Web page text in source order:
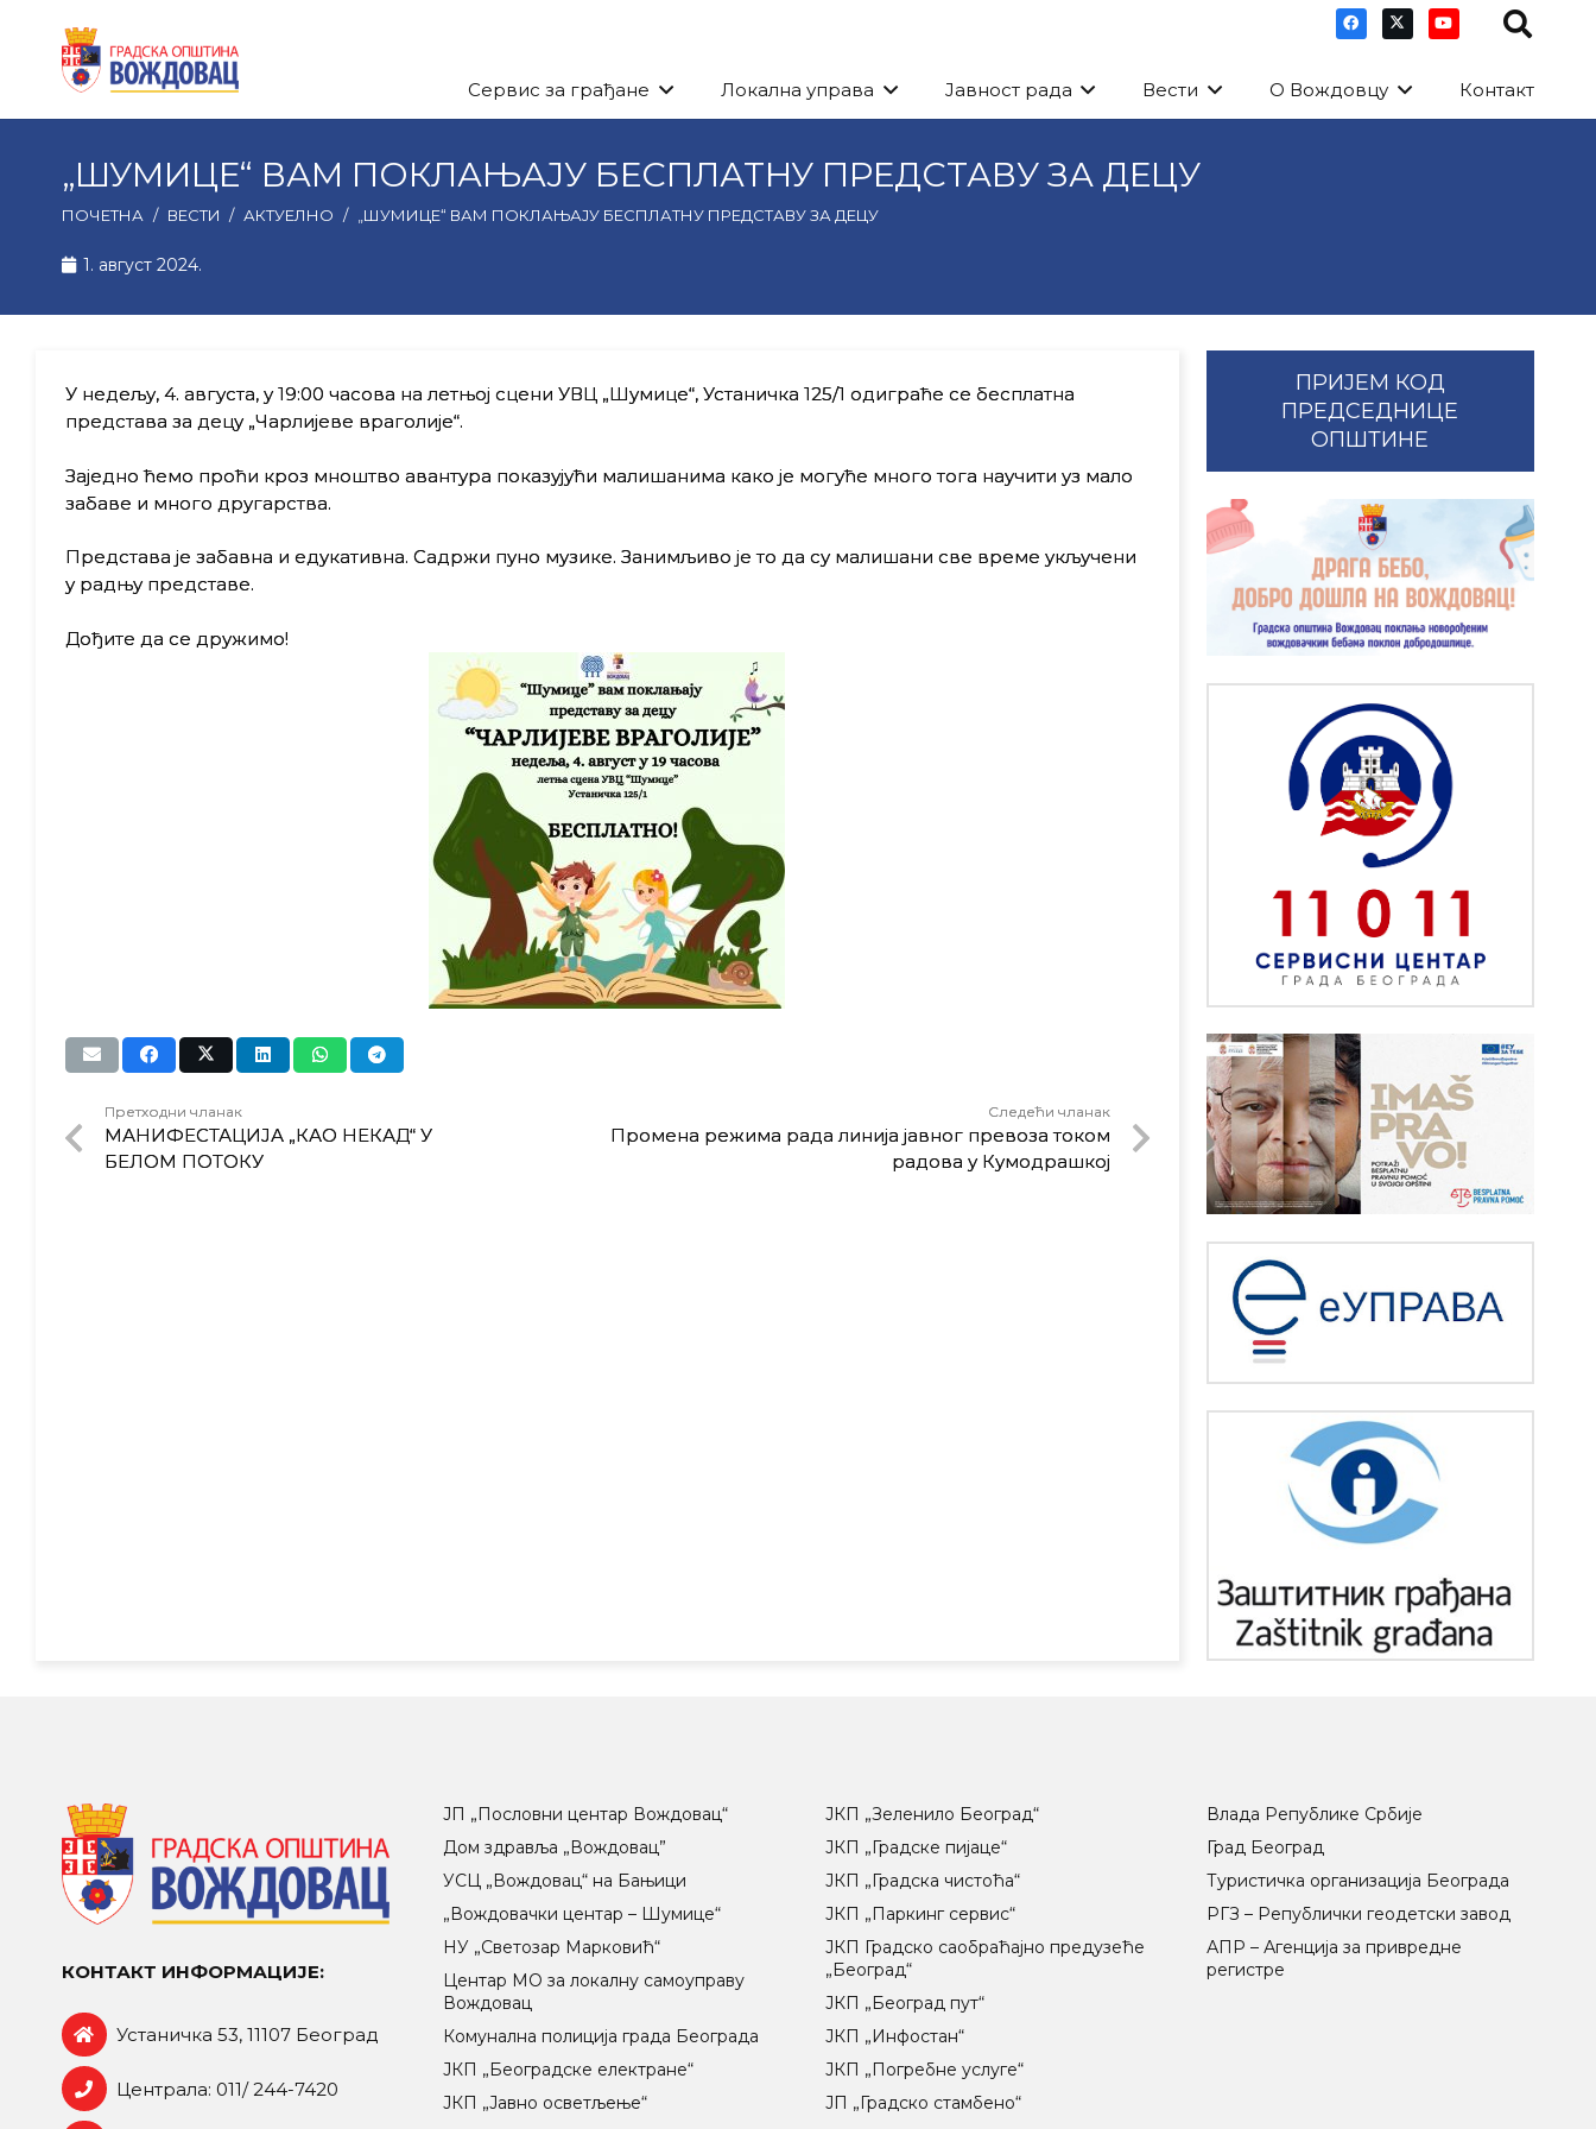
Сервис за грађане Локална управа Јавност рада Вести О Вождовцу Контакт
„ШУМИЦЕ“ ВАМ ПОКЛАЊАЈУ БЕСПЛАТНУ ПРЕДСТАВУ ЗА ДЕЦУ
ПОЧЕТНА / ВЕСТИ / АКТУЕЛНО / „ШУМИЦЕ“ ВАМ ПОКЛАЊАЈУ БЕСПЛАТНУ ПРЕДСТАВУ ЗА ДЕЦУ
1. август 2024.
У недељу, 4. августа, у 19:00 часова на летњој сцени УВЦ „Шумице“, Устаничка 125/1 одиграће се бесплатна
представа за децу „Чарлијеве враголије“.
Заједно ћемо проћи кроз мноштво авантура показујући малишанима како је могуће много тога научити уз мало
забаве и много другарства.
Представа је забавна и едукативна. Садржи пуно музике. Занимљиво је то да су малишани све време укључени
у радњу представе.
Дођите да се дружимо!
Претходни чланак
МАНИФЕСТАЦИЈА „КАО НЕКАД“ У
БЕЛОМ ПОТОКУ
Следећи чланак
Промена режима рада линија јавног превоза током
радова у Кумодрашкој
ПРИЈЕМ КОД
ПРЕДСЕДНИЦЕ
ОПШТИНЕ
КОНТАКТ ИНФОРМАЦИЈЕ:
Устаничка 53, 11107 Београд
Централа: 011/ 244-7420
ЈП „Пословни центар Вождовац“
Дом здравља „Вождовац”
УСЦ „Вождовац“ на Бањици
„Вождовачки центар – Шумице“
НУ „Светозар Марковић“
Центар МO за локалну самоуправу
Вождовац
Комунална полиција града Београда
ЈКП „Београдске електране“
ЈКП „Јавно осветљење“
ЈКП „Зеленило Београд“
ЈКП „Градске пијаце“
ЈКП „Градска чистоћа“
ЈКП „Паркинг сервис“
ЈКП Градско саобраћајно предузеће
„Београд“
ЈКП „Београд пут“
ЈКП „Инфостан“
ЈКП „Погребне услуге“
ЈП „Градско стамбено“
Влада Републике Србије
Град Београд
Туристичка организација Београда
РГЗ – Републички геодетски завод
АПР – Агенција за привредне
регистре